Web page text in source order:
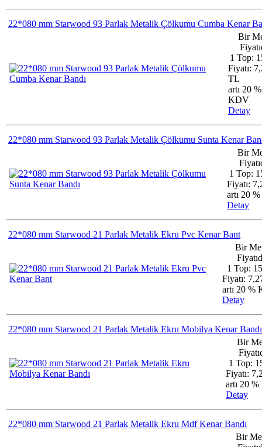
22*080 mm Starwood 93 Parlak Metalik Çölkumu Cumba Kenar
Bir
1 Top:
Fiyatı:
TL
artı 20 %
KDV
Detay
22*080 mm Starwood 93 Parlak Metalik Çölkumu Sunta Kenar
Bir
1 Top:
Fiyatı:
artı 20
Detay
22*080 mm Starwood 21 Parlak Metalik Ekru Pvc Kenar Bant
Bir
1 Top:
Fiyatı:
artı 20 %
Detay
22*080 mm Starwood 21 Parlak Metalik Ekru Mobilya Kenar Bandı
Bir
1 Top:
Fiyatı:
artı 20
Detay
22*080 mm Starwood 21 Parlak Metalik Ekru Mdf Kenar Bandı
Bir